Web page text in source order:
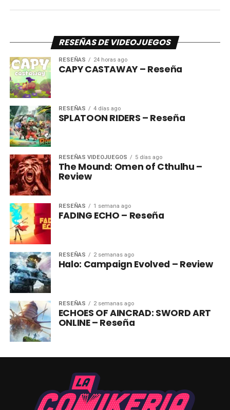
RESEÑAS DE VIDEOJUEGOS
RESEÑAS 24 horas ago
CAPY CASTAWAY – Reseña
RESEÑAS 4 días ago
SPLATOON RIDERS – Reseña
RESEÑAS VIDEOJUEGOS 5 días ago
The Mound: Omen of Cthulhu –
Review
RESEÑAS 1 semana ago
FADING ECHO – Reseña
RESEÑAS 2 semanas ago
Halo: Campaign Evolved – Review
RESEÑAS 2 semanas ago
ECHOES OF AINCRAD: SWORD ART
ONLINE – Reseña